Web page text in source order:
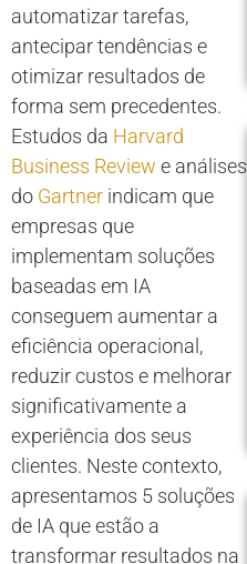
automatizar tarefas,
antecipar tendências e
otimizar resultados de
forma sem precedentes.
Estudos da Harvard
Business Review e análises
do Gartner indicam que
empresas que
implementam soluções
baseadas em IA
conseguem aumentar a
eficiência operacional,
reduzir custos e melhorar
significativamente a
experiência dos seus
clientes. Neste contexto,
apresentamos 5 soluções
de IA que estão a
transformar resultados na